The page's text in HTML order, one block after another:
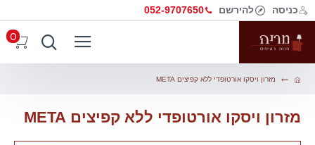
כניסה להירשם 052-9707650
0
מזרון ויסקו אורטופדי ללא קפיצים META
מזרון ויסקו אורטופדי ללא קפיצים META